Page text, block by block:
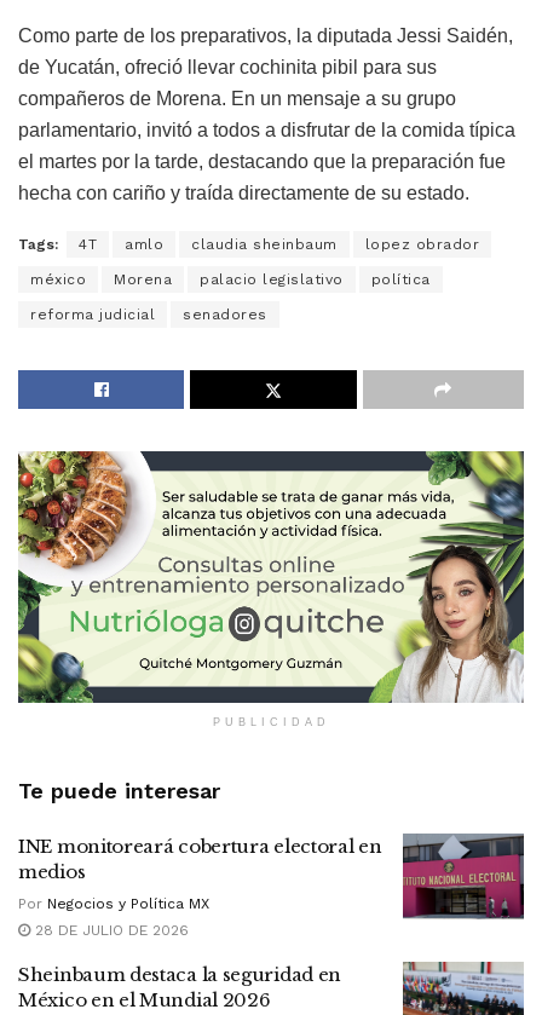
Como parte de los preparativos, la diputada Jessi Saidén,
de Yucatán, ofreció llevar cochinita pibil para sus
compañeros de Morena. En un mensaje a su grupo
parlamentario, invitó a todos a disfrutar de la comida típica
el martes por la tarde, destacando que la preparación fue
hecha con cariño y traída directamente de su estado.
Tags: 4T amlo claudia sheinbaum lopez obrador
méxico Morena palacio legislativo política
reforma judicial senadores
PUBLICIDAD
Te puede interesar
INE monitoreará cobertura electoral en
medios
Por Negocios y Política MX
28 DE JULIO DE 2026
Sheinbaum destaca la seguridad en
México en el Mundial 2026